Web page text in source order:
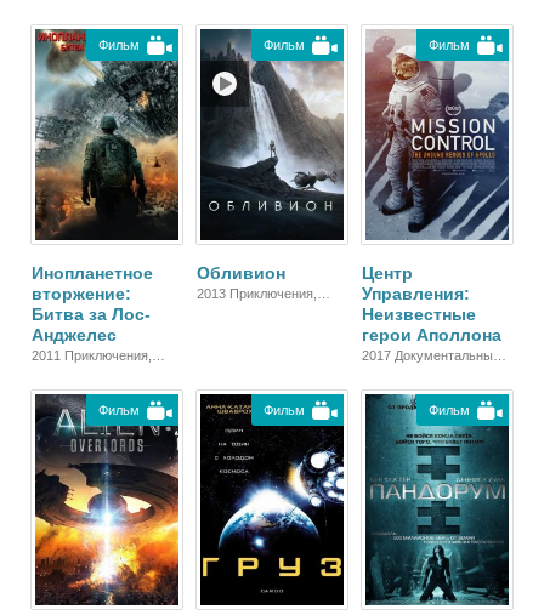
Зарубежный
Фильм
Инопланетное
вторжение:
Битва за Лос-
Анджелес
2011 Приключения,
Зарубежный, Драма
Фильм
Обливион
2013 Приключения,
Фильм
Центр
Управления:
Неизвестные
герои Аполлона
2017 Документальный,
Зарубежный
Фильм
Фильм Фильм